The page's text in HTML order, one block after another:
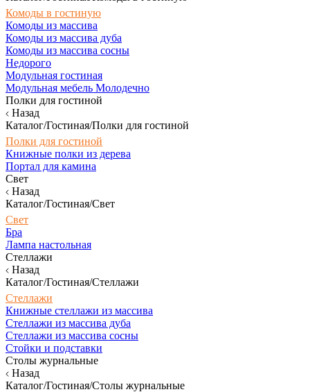
Комоды в гостиную
Комоды из массива
Комоды из массива дуба
Комоды из массива сосны
Недорого
Модульная гостиная
Модульная мебель Молодечно
Полки для гостиной
Назад
Каталог/Гостиная/Полки для гостиной
Полки для гостиной
Книжные полки из дерева
Портал для камина
Свет
Назад
Каталог/Гостиная/Свет
Свет
Бра
Лампа настольная
Стеллажи
Назад
Каталог/Гостиная/Стеллажи
Стеллажи
Книжные стеллажи из массива
Стеллажи из массива дуба
Стеллажи из массива сосны
Стойки и подставки
Столы журнальные
Назад
Каталог/Гостиная/Столы журнальные